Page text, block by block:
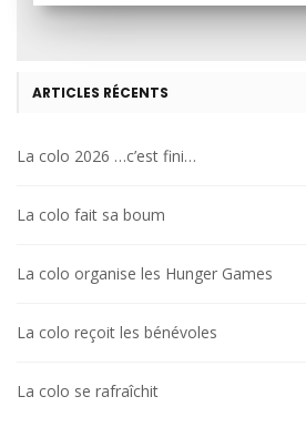
ARTICLES RÉCENTS
La colo 2026 …c’est fini…
La colo fait sa boum
La colo organise les Hunger Games
La colo reçoit les bénévoles
La colo se rafraîchit